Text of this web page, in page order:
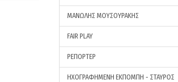
ΜΑΝΩΛΗΣ ΜΟΥΣΟΥΡΑΚΗΣ
FAIR PLAY
ΡΕΠΟΡΤΕΡ
ΗΧΟΓΡΑΦΗΜΕΝΗ ΕΚΠΟΜΠΗ - ΣΤΑΥΡΟΣ